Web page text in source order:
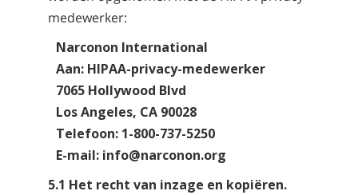
medewerker:
Narconon International
Aan: HIPAA-privacy-medewerker
7065 Hollywood Blvd
Los Angeles, CA 90028
Telefoon: 1-800-737-5250
E-mail: info@narconon.org
5.1 Het recht van inzage en kopiëren.